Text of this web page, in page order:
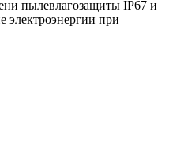
пылевлагозащиты IP67 и
электроэнергии при